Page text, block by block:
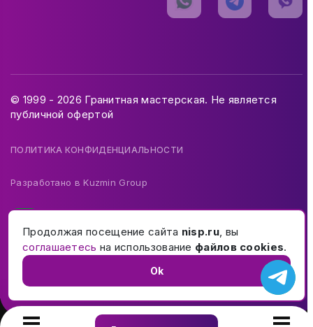
© 1999 - 2026 Гранитная мастерская. Не является
публичной офертой
ПОЛИТИКА КОНФИДЕНЦИАЛЬНОСТИ
Разработано вKuzmin Group
Продолжая посещение сайта nisp.ru, вы
соглашаетесь на использование файлов cookies.
Ok